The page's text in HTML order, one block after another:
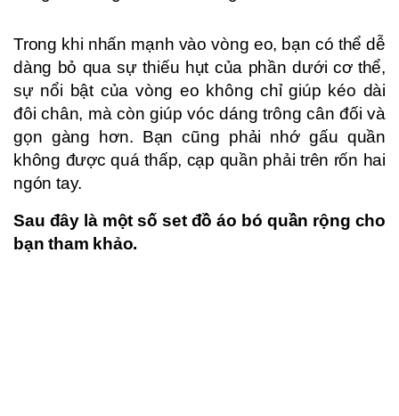
Trong khi nhấn mạnh vào vòng eo, bạn có thể dễ
dàng bỏ qua sự thiếu hụt của phần dưới cơ thể,
sự nổi bật của vòng eo không chỉ giúp kéo dài
đôi chân, mà còn giúp vóc dáng trông cân đối và
gọn gàng hơn. Bạn cũng phải nhớ gấu quần
không được quá thấp, cạp quần phải trên rốn hai
ngón tay.
Sau đây là một số set đồ áo bó quần rộng cho
bạn tham khảo.